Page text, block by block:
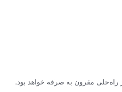
راه‌حلی مقرون به صرفه خواهد بود.